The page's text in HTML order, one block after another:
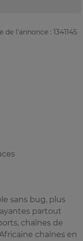
de l'annonce : 1341145
sans bug, plus
partout
chaînes de
chaînes en